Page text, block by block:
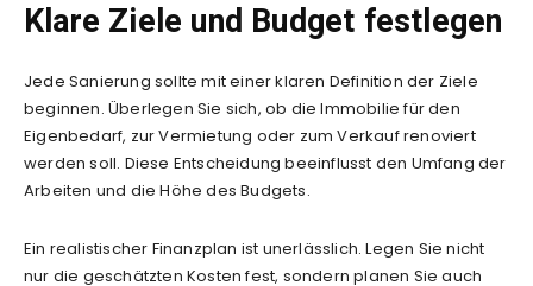
Klare Ziele und Budget festlegen
Jede Sanierung sollte mit einer klaren Definition der Ziele
beginnen. Überlegen Sie sich, ob die Immobilie für den
Eigenbedarf, zur Vermietung oder zum Verkauf renoviert
werden soll. Diese Entscheidung beeinflusst den Umfang der
Arbeiten und die Höhe des Budgets.
Ein realistischer Finanzplan ist unerlässlich. Legen Sie nicht
nur die geschätzten Kosten fest, sondern planen Sie auch